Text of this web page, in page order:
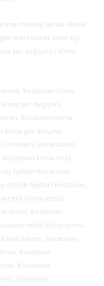
montajı servisi olarak
markalarda salon tipi,
yer değişimi / klima
Kocasinan klima
klima yer değişimi,
Kocasinan klima
klima gaz dolumu,
ücretleri, klima bakım
klima arıza
fiyatları Kocasinan,
dolum fiyatları Kocasinan,
klima servisi,
servisi, Kocasinan
vestel klima servisi,
bakımı, Kocasinan
Kocasinan
Kocasinan
Kocasinan